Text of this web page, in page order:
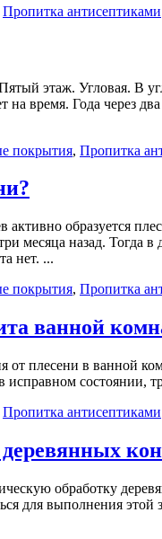
Пропитка антисептиками
этаж. Угловая. В
на время. Года через
покрытия, Пропитка
образуется
месяца назад. Тогда
нет. ...
покрытия, Пропитка
ванной
от плесени в ванной
состоянии,
Пропитка антисептиками
обработку
для выполнения